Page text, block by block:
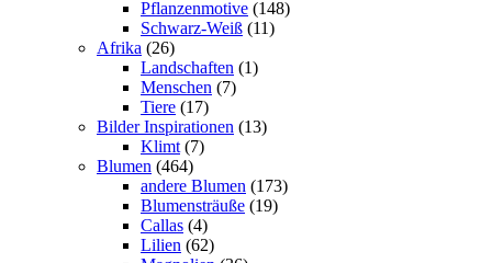
Pflanzenmotive (148)
Schwarz-Weiß (11)
Afrika (26)
Landschaften (1)
Menschen (7)
Tiere (17)
Bilder Inspirationen (13)
Klimt (7)
Blumen (464)
andere Blumen (173)
Blumensträuße (19)
Callas (4)
Lilien (62)